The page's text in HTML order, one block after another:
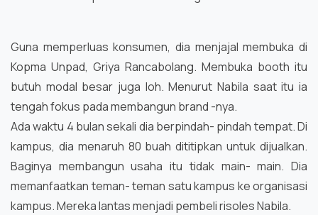
Guna memperluas konsumen, dia menjajal membuka di
Kopma Unpad, Griya Rancabolang. Membuka booth itu
butuh modal besar juga loh. Menurut Nabila saat itu ia
tengah fokus pada membangun brand -nya.
Ada waktu 4 bulan sekali dia berpindah- pindah tempat. Di
kampus, dia menaruh 80 buah dititipkan untuk dijualkan.
Baginya membangun usaha itu tidak main- main. Dia
memanfaatkan teman- teman satu kampus ke organisasi
kampus. Mereka lantas menjadi pembeli risoles Nabila.